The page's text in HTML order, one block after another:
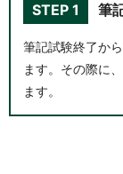
STEP 1 筆
筆記試験終了か
ます。その際に
ます。